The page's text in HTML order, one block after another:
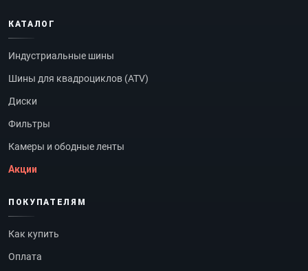
КАТАЛОГ
Индустриальные шины
Шины для квадроциклов (ATV)
Диски
Фильтры
Камеры и ободные ленты
Акции
ПОКУПАТЕЛЯМ
Как купить
Оплата